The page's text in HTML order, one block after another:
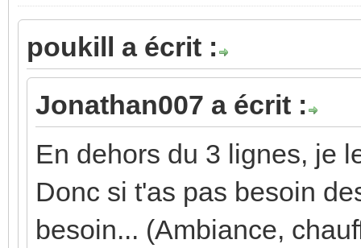
poukill a écrit :
Jonathan007 a écrit :
En dehors du 3 lignes, je
Donc si t'as pas besoin
besoin... (Ambiance,